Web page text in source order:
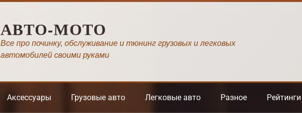
АВТО-МОТО
Все про починку, обслуживание и тюнинг грузовых и легковых
автомобилей своими руками
Аксессуары Грузовые авто Легковые авто Разное Рейтинги